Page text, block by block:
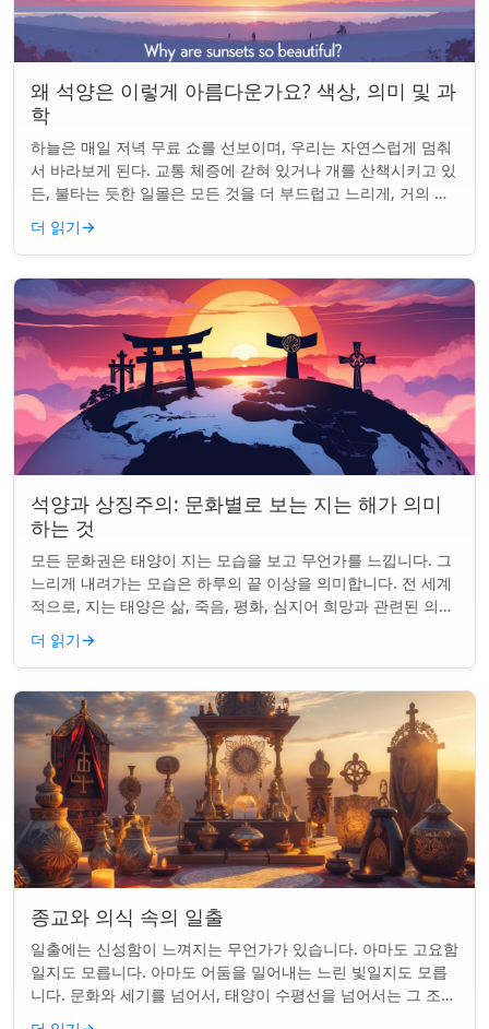
왜 석양은 이렇게 아름다운가요? 색상, 의미 및 과
학
하늘은 매일 저녁 무료 쇼를 선보이며, 우리는 자연스럽게 멈춰
서 바라보게 된다. 교통 체증에 갇혀 있거나 개를 산책시키고 있
든, 불타는 듯한 일몰은 모든 것을 더 부드럽고 느리게, 거의 신
성하게 느끼게 만든다. 하지...
더 읽기→
석양과 상징주의: 문화별로 보는 지는 해가 의미
하는 것
모든 문화권은 태양이 지는 모습을 보고 무언가를 느낍니다. 그
느리게 내려가는 모습은 하루의 끝 이상을 의미합니다. 전 세계
적으로, 지는 태양은 삶, 죽음, 평화, 심지어 희망과 관련된 의미
를 갖게 되었습니다. 같은...
더 읽기→
종교와 의식 속의 일출
일출에는 신성함이 느껴지는 무언가가 있습니다. 아마도 고요함
일지도 모릅니다. 아마도 어둠을 밀어내는 느린 빛일지도 모릅
니다. 문화와 세기를 넘어서, 태양이 수평선을 넘어서는 그 조용
한 순간은 단순한 아침 그 이상이었...